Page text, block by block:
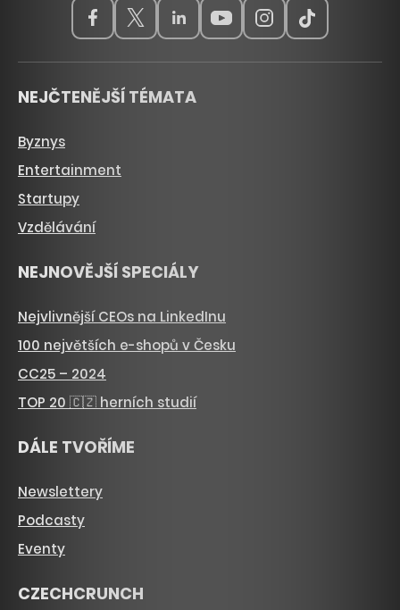
NEJČTENĚJŠÍ TÉMATA
Byznys
Entertainment
Startupy
Vzdělávání
NEJNOVĚJŠÍ SPECIÁLY
Nejvlivnější CEOs na LinkedInu
100 největších e-shopů v Česku
CC25 – 2024
TOP 20 🇨🇿 herních studií
DÁLE TVOŘÍME
Newslettery
Podcasty
Eventy
CZECHCRUNCH